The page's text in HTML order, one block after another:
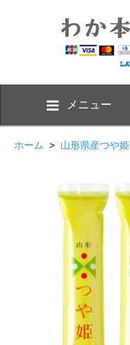
メニュー
ホーム > 山形県産つや姫